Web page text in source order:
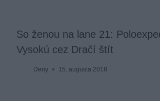
So ženou na lane 21:
Vysokú cez Dračí štít
Deny 15. augusta 2018